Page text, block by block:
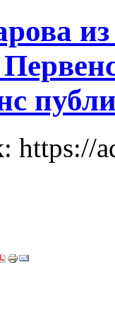
https://